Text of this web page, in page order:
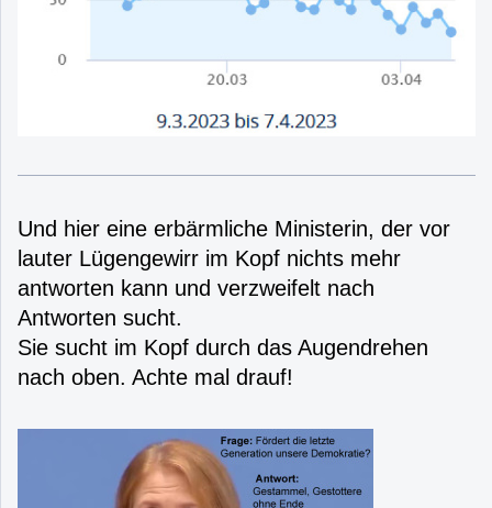
Und hier eine erbärmliche Ministerin, der vor
lauter Lügengewirr im Kopf nichts mehr
antworten kann und verzweifelt nach
Antworten sucht.
Sie sucht im Kopf durch das Augendrehen
nach oben. Achte mal drauf!